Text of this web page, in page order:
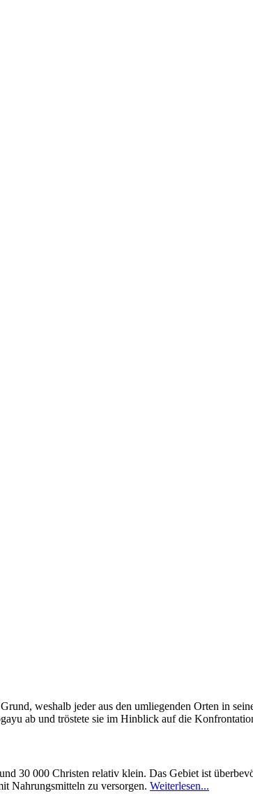
weshalb jeder aus den umliegenden Orten in
ab und tröstete sie im Hinblick auf die
30 000 Christen relativ klein. Das Gebiet ist
Nahrungsmitteln zu versorgen. Weiterlesen...